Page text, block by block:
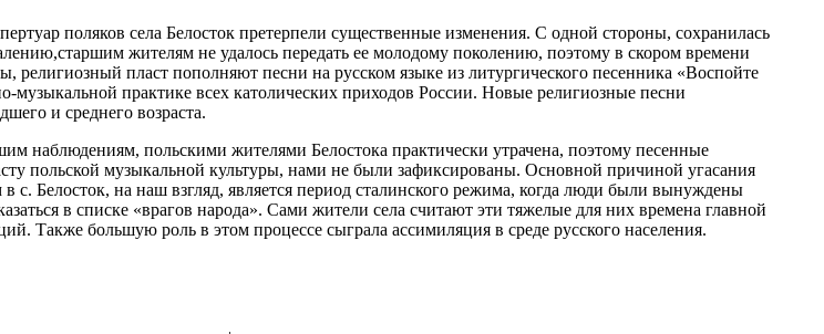
поляков села Белосток претерпели существенные изменения. С одной стороны, сохранилась
жителям не удалось передать ее молодому поколению, поэтому в скором времени
религиозный пласт пополняют песни на русском языке из литургического песенника «Воспойте
музыкальной практике всех католических приходов России. Новые религиозные песни
и среднего возраста.
наблюдениям, польскими жителями Белостока практически утрачена, поэтому песенные
польской музыкальной культуры, нами не были зафиксированы. Основной причиной угасания
с. Белосток, на наш взгляд, является период сталинского режима, когда люди были вынуждены
в списке «врагов народа». Сами жители села считают эти тяжелые для них времена главной
Также большую роль в этом процессе сыграла ассимиляция в среде русского населения.